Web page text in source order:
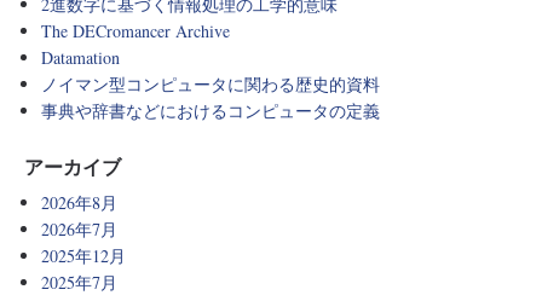
2進数字に基づく情報処理の工学的意味
The DECromancer Archive
Datamation
ノイマン型コンピュータに関わる歴史的資料
事典や辞書などにおけるコンピュータの定義
アーカイブ
2026年8月
2026年7月
2025年12月
2025年7月